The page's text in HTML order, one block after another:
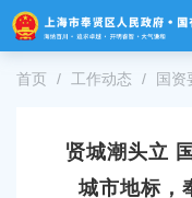
障
碍
首页 工作动态 国资
贤城潮头立
城市地标，